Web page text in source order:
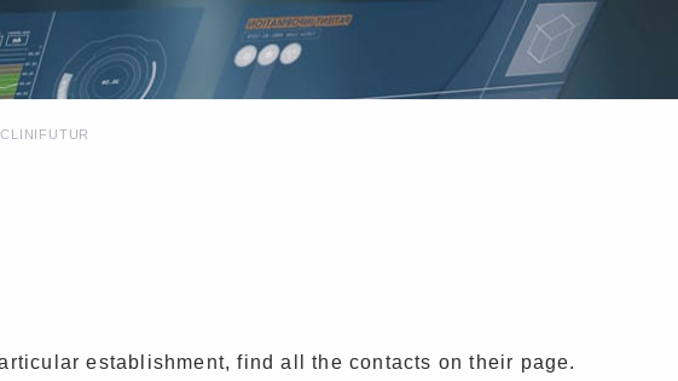
establishment, find all the contacts on their page.